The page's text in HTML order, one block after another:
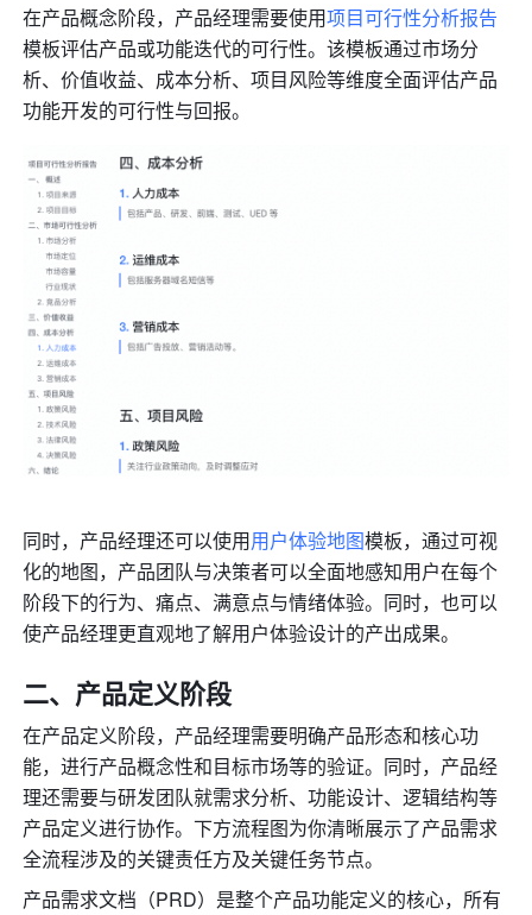
在产品概念阶段，产品经理需要使用项目可行性分析报告
模板评估产品或功能迭代的可行性。该模板通过市场分
析、价值收益、成本分析、项目风险等维度全面评估产品
功能开发的可行性与回报。
同时，产品经理还可以使用用户体验地图模板，通过可视
化的地图，产品团队与决策者可以全面地感知用户在每个
阶段下的行为、痛点、满意点与情绪体验。同时，也可以
使产品经理更直观地了解用户体验设计的产出成果。
二、产品定义阶段
在产品定义阶段，产品经理需要明确产品形态和核心功
能，进行产品概念性和目标市场等的验证。同时，产品经
理还需要与研发团队就需求分析、功能设计、逻辑结构等
产品定义进行协作。下方流程图为你清晰展示了产品需求
全流程涉及的关键责任方及关键任务节点。
产品需求文档（PRD）是整个产品功能定义的核心，所有